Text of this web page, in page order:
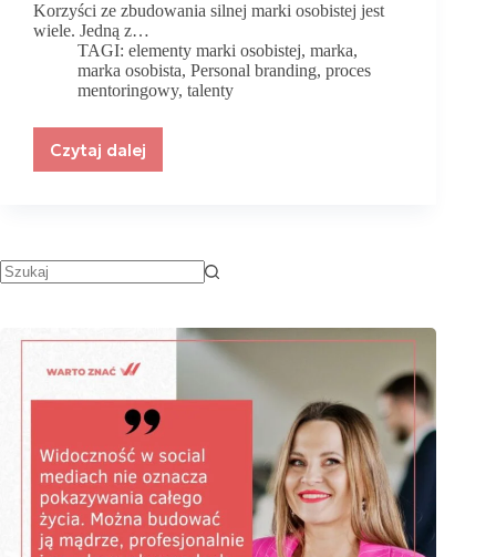
Korzyści ze zbudowania silnej marki osobistej jest
wiele. Jedną z…
TAGI: elementy marki osobistej,marka,
marka osobista, Personal branding, proces
mentoringowy, talenty
Czytaj dalej
Jak
opartą
na
i
predyspozycjach?